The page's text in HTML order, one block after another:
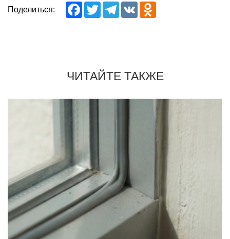
Поделиться: Facebook
TwitterTelegram
VK
ЧИТАЙТЕ ТАКЖЕ